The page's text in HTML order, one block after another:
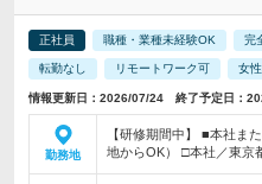
正社員 職種・業種未経験OK 完
転勤なし リモートワーク可 女
情報更新日：2026/07/24 終了予定日：
勤務地
【研修期間中】 ■本社ま
地からOK） □本社／東京